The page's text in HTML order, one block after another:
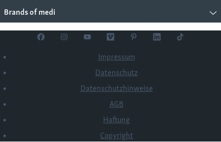
Brands of medi
Impressum
Datenschutz
Datenschutzhinweise
AGB
Haftung
Copyright